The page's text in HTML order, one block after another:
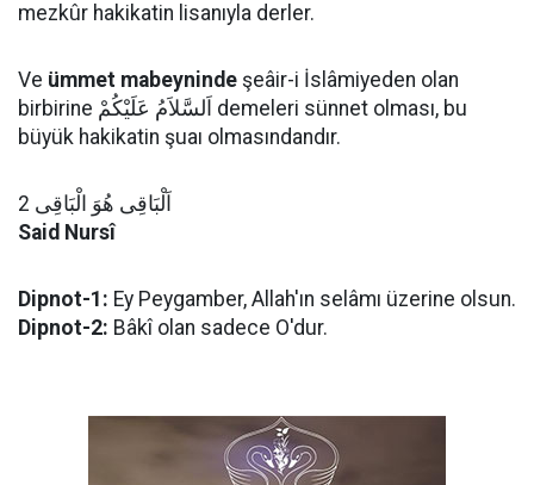
mezkûr hakikatin lisanıyla derler.
Ve ümmet mabeyninde şeâir-i İslâmiyeden olan
birbirine اَلسَّلاَمُ عَلَيْكُمْ demeleri sünnet olması, bu
büyük hakikatin şuaı olmasındandır.
اَلْبَاقِى هُوَ الْبَاقِى 2
Said Nursî
Dipnot-1: Ey Peygamber, Allah'ın selâmı üzerine olsun.
Dipnot-2: Bâkî olan sadece O'dur.